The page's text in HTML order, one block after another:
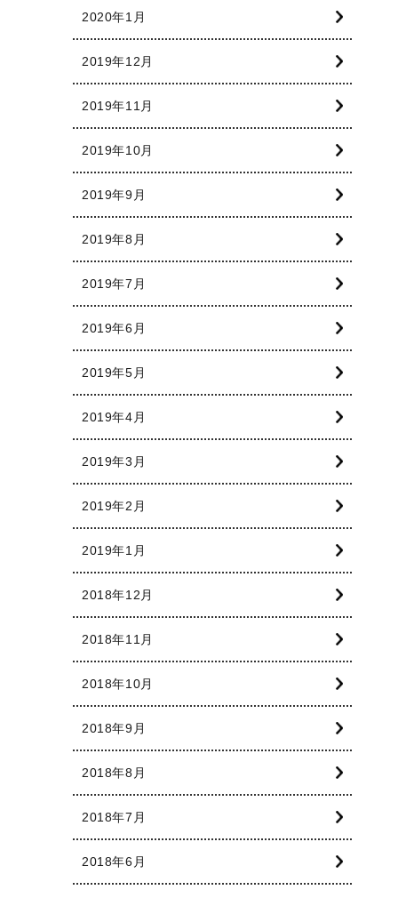
2020年1月
2019年12月
2019年11月
2019年10月
2019年9月
2019年8月
2019年7月
2019年6月
2019年5月
2019年4月
2019年3月
2019年2月
2019年1月
2018年12月
2018年11月
2018年10月
2018年9月
2018年8月
2018年7月
2018年6月